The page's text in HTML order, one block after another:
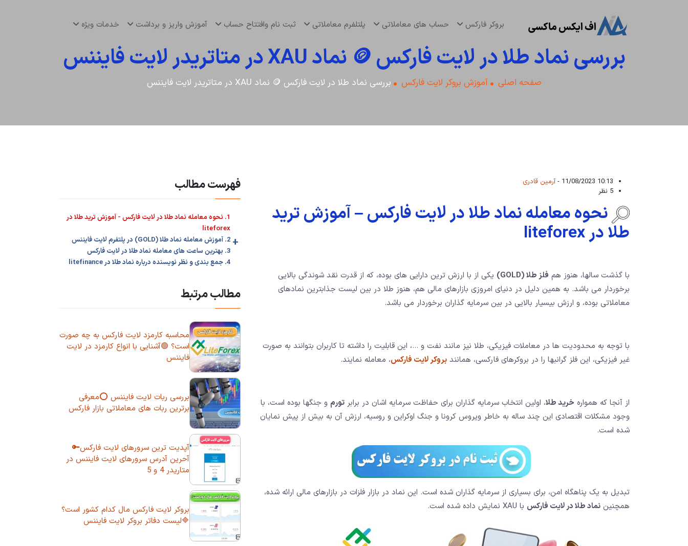
بروکر فارکس حساب های معاملاتی پلتلفرم معاملاتی ثبت نام وافتتاح حساب آموزش واریز و برداشت خدمات ویژه
بررسی نماد طلا در لایت فارکس 🪙 نماد XAU در متاتریدر لایت فایننس
صفحه اصلی آموزش بروکر لایت فارکس بررسی نماد طلا در لایت فارکس 🪙 نماد XAU در متاتریدر لایت فایننس
10:13 11/08/2023 -
آرمین قادری
5 نظر
نحوه معامله نماد طلا در لایت فارکس – آموزش ترید
طلا در liteforex
با گذشت سالها، هنوز هم فلز طلا (GOLD)
یکی از با ارزش ترین دارایی های بوده، که از قدرت نقد شوندگی بالایی
برخوردار می باشد. به همین دلیل در دنیای امروزی بازارهای مالی هم، هنوز طلا در بین لیست جذابترین نمادهای
معاملاتی بوده، و ارزش بیسیار بالایی در بین سرمایه گذاران برخوردار می باشد.
با توجه به محدودیت ها در معاملات فیزیکی، طلا نیز مانند نفت و …، این قابلیت را داشته تا کاربران بتوانند به صورت
غیر فیزیکی، این فلز گرانبها را در بروکرهای فارکسی، همانند بروکر لایت فارکس، معامله نمایند.
از آنجا که همواره خرید طلا، اولین انتخاب سرمایه گذاران برای حفاظت سرمایه اشان در برابر تورم و جنگها بوده است، با
وجود مشکلات اقتصادی این چند ساله به خاطر ویروس کرونا و جنگ اوکراین و روسیه، ارزش آن به بیش از پیش نمایان
شده است.
تبدیل به یک پناهگاه امن، برای بسیاری از سرمایه گذاران شده است. این نماد در بازار فلزات در بازارهای مالی ارائه شده،
همچنین نماد طلا در لایت فارکس با XAU نمایش داده شده است.
فهرست مطالب
1. نحوه معامله نماد طلا در لایت فارکس - آموزش ترید طلا در
liteforex
2. آموزش معامله نماد طلا (GOLD) در پلتفرم لایت فایننس +
3. بهترین ساعت های معامله نماد طلا در لایت فارکس
4. جمع بندی و نظر نویسنده درباره نماد طلا در litefinance
مطالب مرتبط
محاسبه کارمزد لایت فارکس به چه صورت
است؟ 🟢آشنایی با انواع کارمزد در لایت
فایننس
بررسی ربات لایت فایننس ⭕معرفی
برترین ربات های معاملاتی بازار فارکس
آپدیت ترین سرورهای لایت فارکس🔑
آحرین آدرس سرورهای لایت فایننس در
متاریدر 4 و 5
بروکر لایت فارکس مال کدام کشور است؟
🔷لیست دفاتر بروکر لایت فایننس